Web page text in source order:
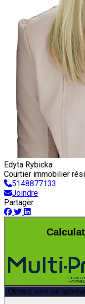
Edyta Rybicka
Courtier immobilier
5148877133
Joindre
Partager
Obtenez votre pré-